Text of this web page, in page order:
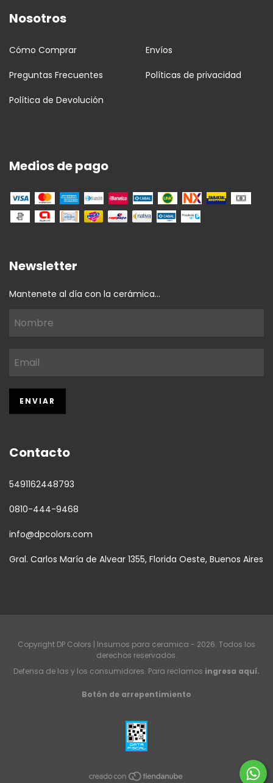
Nosotros
Cómo Comprar Envíos
Preguntas Frecuentes Políticas de privacidad
Política de Devolución
Medios de pago
Newsletter
Mantenete al día con la cerámica...
Contacto
5491162448793
0810-444-9468
info@dpcolors.com
Gral. Carlos María de Alvear 1355, Florida Oeste, Buenos Aires
Copyright DP Colors | Insumos para ceramica - 2026. Todos los
derechos reservados.
Defensa de las y los consumidores. Para reclamos ingresa aquí.
Botón de arrepentimiento